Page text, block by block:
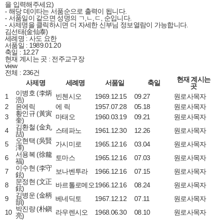
을 입력해주세요)
- 해당 데이타는 서품순으로 출력이 됩니다.
- 서품일이 같으면 성명의 ㄱ,ㄴ,ㄷ, 순입니다.
- 사제명을 클릭하시면 더 자세한 신부님 정보열람이 가능합니다.
김선태(金仙泰)
세례명 : 사도 요한
서품일 : 1989.01.20
축일 : 12.27
현재 계시는 곳 : 전주교구장
view
전체 : 236건
사제명
세례명 서품일 축일
현재 계시는
곳
1
이병호 (李炳
浩)
빈첸시오 1969.12.15 09.27
원로사목자
2
윤에릭 에 릭 1957.07.28 05.18
원로사목자
3
황인규 (黃寅
奎)
마태오 1960.03.19 09.21
원로사목자
4
김환철 (金丸
喆)
스테파노 1961.12.30 12.26
원로사목자
5
오현택 (吳賢
澤)
가시미로 1965.12.16 03.04
원로사목자
6
서용복 (徐龍
福)
토마스 1965.12.16 07.03
원로사목자
7
이수현 (李守
鉉)
보나벤투라 1966.12.16 07.15
원로사목자
8
문정현 (文正
鉉)
바르톨로메오1966.12.16 08.24
원로사목자
9
김병운 (金柄
韻)
베네딕토 1967.12.12 07.11
원로사목자
10 박진량 (朴鎭
亮)
라우렌시오 1968.06.30 08.10 원로사목자